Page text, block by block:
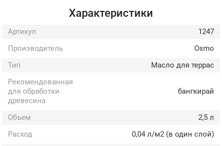
Характеристики
Артикул
1247
Производитель
Osmo
Тип
Масло для террас
Рекомендованная
для обработки
древесина
бангкирай
Объем
2,5 л
Расход
0,04 л/м2 (в один слой)